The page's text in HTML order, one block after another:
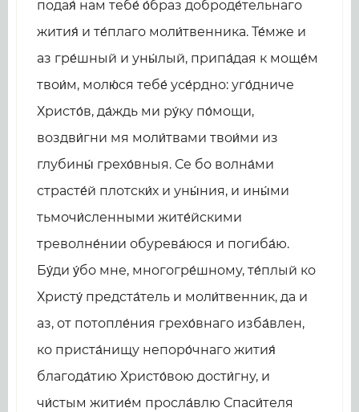
подая́ нам тебе́ о́браз доброде́тельнаго
жития́ и те́плаго моли́твенника. Те́мже и
аз гре́шный и уны́лый, припа́дая к моще́м
твои́м, молю́ся тебе́ усе́рдно: уго́дниче
Христо́в, да́ждь ми ру́ку по́мощи,
воздви́гни мя моли́твами твои́ми из
глубины́ грехо́вныя. Се бо волна́ми
страсте́й плотски́х и уны́ния, и ины́ми
тьмочи́сленными жите́йскими
треволне́нии обурева́юся и погиба́ю.
Бу́ди у́бо мне, многогре́шному, те́плый ко
Христу́ предста́тель и моли́твенник, да и
аз, от потопле́ния грехо́внаго изба́влен,
ко приста́нищу непоро́чнаго жития́
благода́тию Христо́вою дости́гну, и
чи́стым житие́м просла́влю Спаси́теля